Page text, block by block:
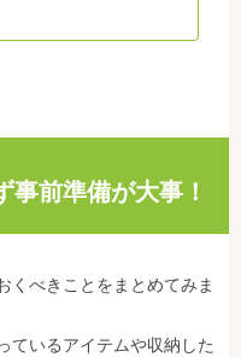
事前準備が大事！
くべきことをまとめてみま
ているアイテムや収納した